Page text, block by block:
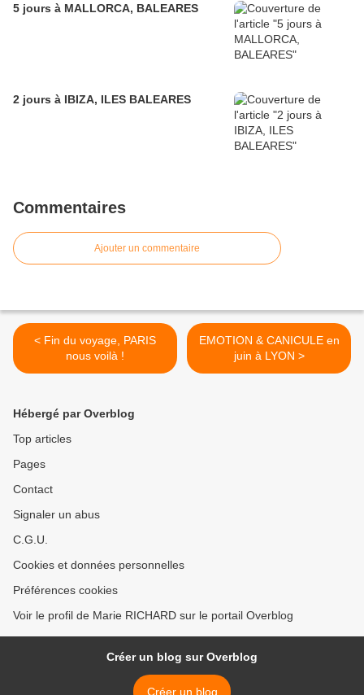
5 jours à MALLORCA, BALEARES
2 jours à IBIZA, ILES BALEARES
Commentaires
Ajouter un commentaire
< Fin du voyage, PARIS
nous voilà !
EMOTION & CANICULE en
juin à LYON >
Hébergé par Overblog
Top articles
Pages
Contact
Signaler un abus
C.G.U.
Cookies et données personnelles
Préférences cookies
Voir le profil de Marie RICHARD sur le portail Overblog
Créer un blog sur Overblog
Créer un blog